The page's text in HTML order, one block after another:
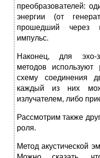
преобразовате­лей:
энергии (от
прошедший через
импульс.
Наконец, для эхо-
методов используют
схему соеди­нения
каждый из них
излучателем, либо
Рассмотрим также
роля.
Метод акустической